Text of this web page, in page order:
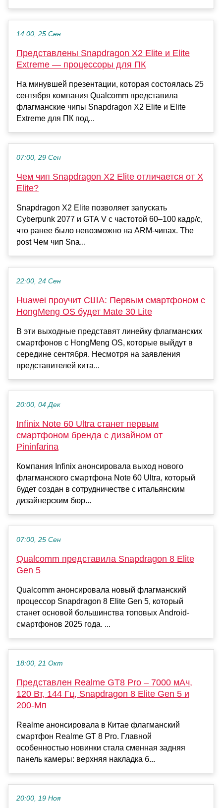
14:00, 25 Сен
Представлены Snapdragon X2 Elite и Elite
Extreme — процессоры для ПК
На минувшей презентации, которая состоялась 25
сентября компания Qualcomm представила
флагманские чипы Snapdragon X2 Elite и Elite
Extreme для ПК под...
07:00, 29 Сен
Чем чип Snapdragon X2 Elite отличается от X
Elite?
Snapdragon X2 Elite позволяет запускать
Cyberpunk 2077 и GTA V с частотой 60–100 кадр/с,
что ранее было невозможно на ARM-чипах. The
post Чем чип Sna...
22:00, 24 Сен
Huawei проучит США: Первым смартфоном с
HongMeng OS будет Mate 30 Lite
В эти выходные представят линейку флагманских
смартфонов с HongMeng OS, которые выйдут в
середине сентября. Несмотря на заявления
представителей кита...
20:00, 04 Дек
Infinix Note 60 Ultra станет первым
смартфоном бренда с дизайном от
Pininfarina
Компания Infinix анонсировала выход нового
флагманского смартфона Note 60 Ultra, который
будет создан в сотрудничестве с итальянским
дизайнерским бюр...
07:00, 25 Сен
Qualcomm представила Snapdragon 8 Elite
Gen 5
Qualcomm анонсировала новый флагманский
процессор Snapdragon 8 Elite Gen 5, который
станет основой большинства топовых Android-
смартфонов 2025 года. ...
18:00, 21 Окт
Представлен Realme GT8 Pro – 7000 мАч,
120 Вт, 144 Гц, Snapdragon 8 Elite Gen 5 и
200-Мп
Realme анонсировала в Китае флагманский
смартфон Realme GT 8 Pro. Главной
особенностью новинки стала сменная задняя
панель камеры: верхняя накладка б...
20:00, 19 Ноя